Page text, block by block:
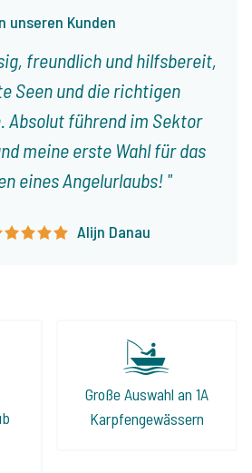
unseren Kunden
freundlich und hilfsbereit,
Seen und die richtigen
Absolut führend im Sektor
meine erste Wahl für das
eines Angelurlaubs!
Alijn Danau
Große Auswahl an 1A
Karpfengewässern